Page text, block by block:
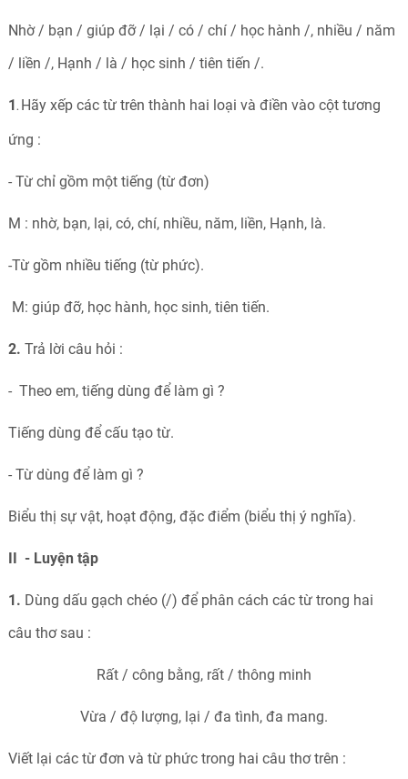
Nhờ / bạn / giúp đỡ / lại / có / chí / học hành /, nhiều / năm
/ liền /, Hạnh / là / học sinh / tiên tiến /.
1 . Hãy xếp các từ trên thành hai loại và điền vào cột tương
ứng :
- Từ chỉ gồm một tiếng (từ đơn)
M : nhờ, bạn, lại, có, chí, nhiều, năm, liền, Hạnh, là.
-Từ gồm nhiều tiếng (từ phức).
M: giúp đỡ, học hành, học sinh, tiên tiến.
2. Trả lời câu hỏi :
- Theo em, tiếng dùng để làm gì ?
Tiếng dùng để cấu tạo từ.
- Từ dùng để làm gì ?
Biểu thị sự vật, hoạt động, đặc điểm (biểu thị ý nghĩa).
II - Luyện tập
1. Dùng dấu gạch chéo (/) để phân cách các từ trong hai
câu thơ sau :
Rất / công bằng, rất / thông minh
Vừa / độ lượng, lại / đa tình, đa mang.
Viết lại các từ đơn và từ phức trong hai câu thơ trên :